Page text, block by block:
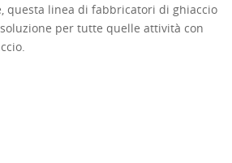
questa linea di fabbricatori di ghiaccio
per tutte quelle attività con